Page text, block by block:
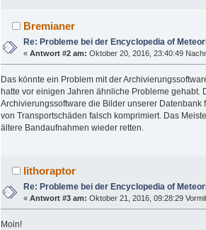
Bremianer
Re: Probleme bei der Encyclopedia of
«Antwort #2 am: Oktober 20, 2016, 23:40:49
Das könnte ein Problem mit der
hatte vor einigen Jahren ähnliche Probleme gehabt.
Archivierungssoftware die Bilder unserer Datenbank
von Transportschäden falsch komprimiert. Das
ältere Bandaufnahmen wieder retten.
lithoraptor
Re: Probleme bei der Encyclopedia of
«Antwort #3 am: Oktober 21, 2016, 09:28:29
Moin!